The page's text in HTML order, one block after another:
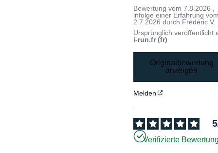
Bewertung vom7.8.2026
infolge einer Erfahrung
2.7.2026 durch Frédéric V.
Ursprünglich veröffentlicht
i-run.fr (fr)
Originalbewertung
anzeigen
Melden
5
Verifizierte